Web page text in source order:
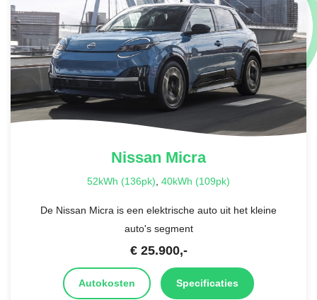
Nissan Micra
52kWh (136pk), 40kWh (109pk)
De Nissan Micra is een elektrische auto uit het kleine
auto's segment
€ 25.900,-
Autokosten Specificaties